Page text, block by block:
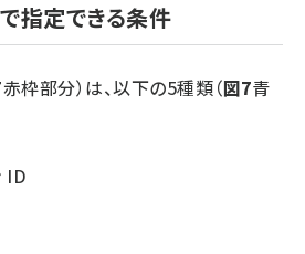
指定できる条件
赤枠部分）は、以下の5種類（図7青
ID